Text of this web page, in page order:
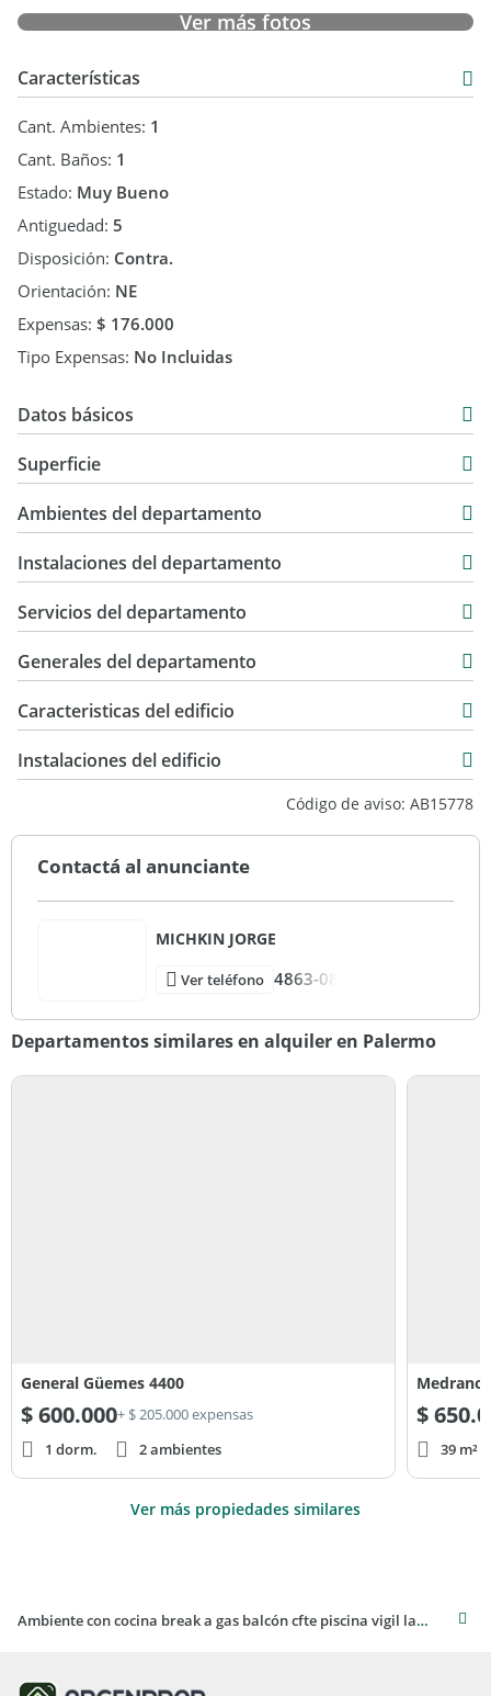
Ver más fotos
Características
Cant. Ambientes: 1
Cant. Baños: 1
Estado: Muy Bueno
Antiguedad: 5
Disposición: Contra.
Orientación: NE
Expensas: $ 176.000
Tipo Expensas: No Incluidas
Datos básicos
Alquiler
$ 540.000
Superficie
34 m2
Ambientes del departamento
Instalaciones del departamento
Servicios del departamento
Generales del departamento
Caracteristicas del edificio
Primera Categoria
Excelente
Instalaciones del edificio
Código de aviso: AB15778
Contactá al anunciante
MICHKIN JORGE
Ver teléfono 4863-08
Departamentos similares en alquiler en Palermo
General Güemes 4400
$600.000+ $ 205.000 expensas
1 dorm.
2 ambientes
Medrano
$
39 m²
Ver más propiedades similares
Ambiente con cocina break a gas balcón cfte piscina vigil laundry parrilla/ plaza en edificio